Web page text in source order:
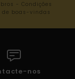
- Condições
boas-vindas
nos